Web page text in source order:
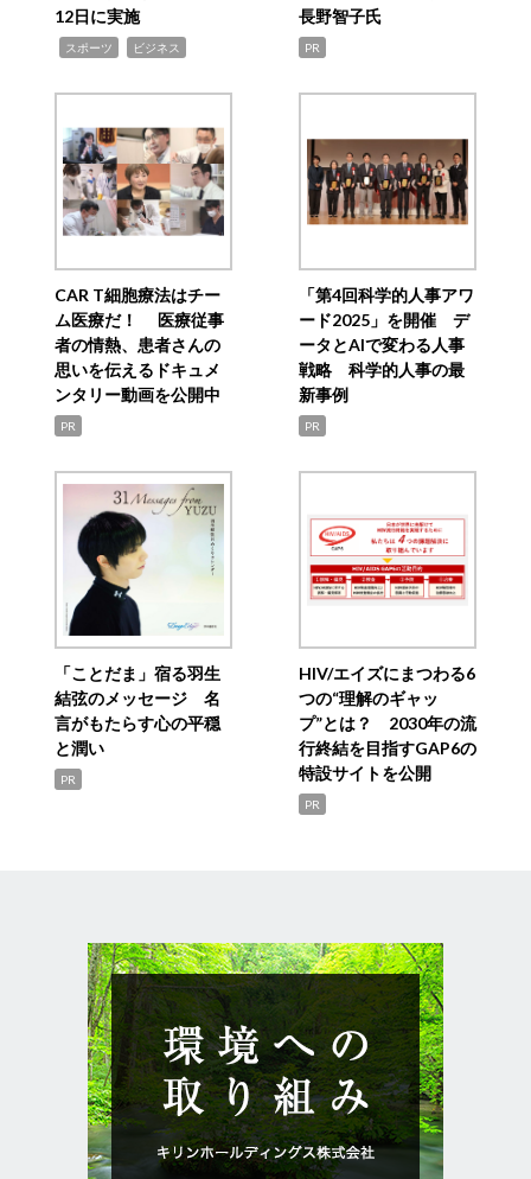
12日に実施
スポーツ ビジネス
長野智子氏
PR
CAR T細胞療法はチー
ム医療だ！ 医療従事
者の情熱、患者さんの
思いを伝えるドキュメ
ンタリー動画を公開中
PR
「第4回科学的人事アワ
ード2025」を開催 デ
ータとAIで変わる人事
戦略 科学的人事の最
新事例
PR
「ことだま」宿る羽生
結弦のメッセージ 名
言がもたらす心の平穏
と潤い
PR
HIV/エイズにまつわる6
つの“理解のギャッ
プ”とは？ 2030年の流
行終結を目指すGAP6の
特設サイトを公開
PR